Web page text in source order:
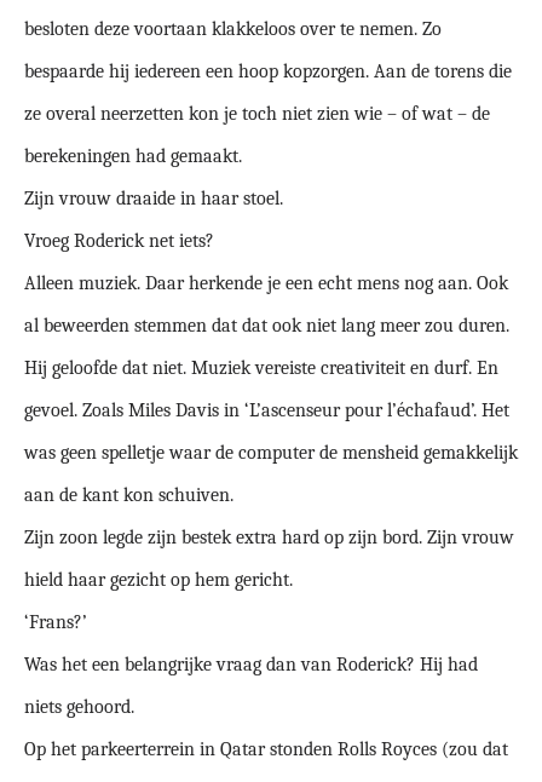
besloten deze voortaan klakkeloos over te nemen. Zo
bespaarde hij iedereen een hoop kopzorgen. Aan de torens die
ze overal neerzetten kon je toch niet zien wie – of wat – de
berekeningen had gemaakt.
Zijn vrouw draaide in haar stoel.
Vroeg Roderick net iets?
Alleen muziek. Daar herkende je een echt mens nog aan. Ook
al beweerden stemmen dat dat ook niet lang meer zou duren.
Hij geloofde dat niet. Muziek vereiste creativiteit en durf. En
gevoel. Zoals Miles Davis in ‘L’ascenseur pour l’échafaud’. Het
was geen spelletje waar de computer de mensheid gemakkelijk
aan de kant kon schuiven.
Zijn zoon legde zijn bestek extra hard op zijn bord. Zijn vrouw
hield haar gezicht op hem gericht.
‘Frans?’
Was het een belangrijke vraag dan van Roderick? Hij had
niets gehoord.
Op het parkeerterrein in Qatar stonden Rolls Royces (zou dat